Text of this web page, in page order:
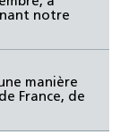
notre
manière
France, de